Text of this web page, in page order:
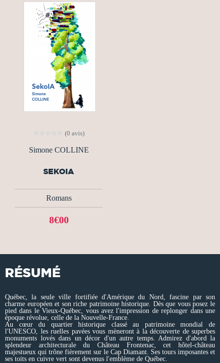
(0 avis)
Simone COLLINE
SEKOIA
Romans
8€00
RÉSUMÉ
Québec, la seule ville fortifiée d'Amérique du Nord, fascine par son
charme européen et son riche patrimoine historique. Dès que vous posez le
pied dans le Vieux-Québec, vous avez l'impression de replonger dans une
époque révolue, celle de la Nouvelle-France.
Au cœur du quartier historique classé au patrimoine mondial de
l'UNESCO, les ruelles pavées vous mèneront à la découverte de superbes
monuments lovés dans un décor d'un autre temps. Admirez d'abord la
splendeur architecturale du Château Frontenac, cet hôtel-château
majestueux qui trône fièrement sur le Cap Diamant. Ses tours imposantes et
ses toits en cuivre vert sont devenus l'emblème de Québec.